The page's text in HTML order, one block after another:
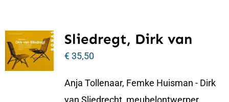
Sliedregt, Dirk van
€35,50
Anja Tollenaar, Femke Huisman - Dirk
van Sliedrecht, meubelontwerper,